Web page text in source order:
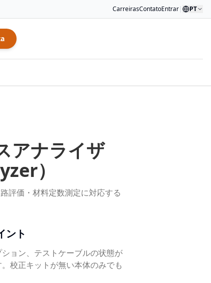
CarreirasContatoEntrar| PT
アナライザ
）
評価・材料定数測定に対応する
ント
ョン、テストケーブルの状態が
校正キットが無い本体のみでも